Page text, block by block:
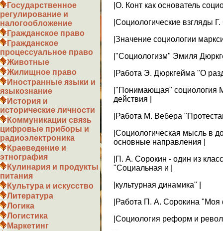
Государственное
регулирование и
налогообложение
Гражданское право
Гражданское
процессуальное право
Животные
Жилищное право
Иностранные языки и
языкознание
История и
исторические личности
Коммуникации связь
цифровые приборы и
радиоэлектроника
Краеведение и
этнография
Кулинария и продукты
питания
Культура и искусство
Литература
Логика
Логистика
Маркетинг
|О. Конт как основатель
|Социологические взгляды
|Значение социологии
|"Социологизм" Эмиля
|Работа Э. Дюркгейма "О
|"Понимающая" социология
действия |
|Работа М. Вебера
|Социологическая мысль в
основные направления |
|П. А. Сорокин - один из
"Социальная и |
|культурная динамика" |
|Работа П. А. Сорокина
|Социология реформ и